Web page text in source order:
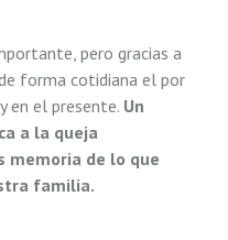
pero gracias a
forma cotidiana el por
en el presente. Un
a la queja
memoria de lo que
familia.